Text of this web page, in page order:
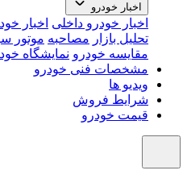
اخبار خودرو
اخبار خودرو داخلی اخبار
تحلیل بازار مصاحبه موتور
مقایسه خودرو نمایشگاه
مشخصات فنی خودرو
ویدیو ها
شرایط فروش
قیمت خودرو